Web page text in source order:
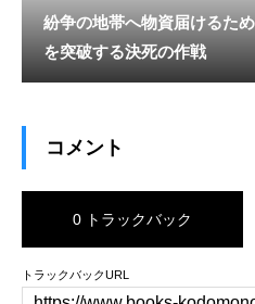
紛争の地帯へ物資届けるた
を突破する決死の作戦
コメント
0 トラックバック
トラックバックURL